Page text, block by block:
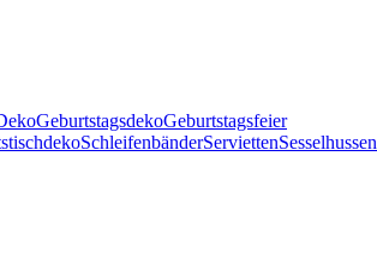
GeburtstagsdekoGeburtstagsfeier
SchleifenbänderServiettenSesselhussen